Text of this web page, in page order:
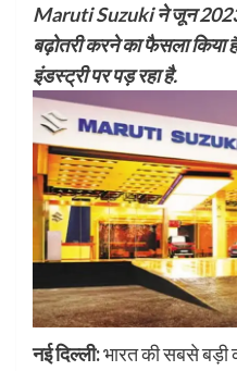
Maruti Suzuki ने जून 2023
बढ़ोतरी करने का फैसला
इंडस्ट्री पर पड़ रहा है.
नई दिल्ली:भारत की सबसे बड़ी